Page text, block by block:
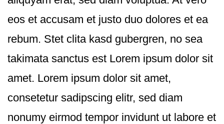
eos et accusam et justo duo dolores et ea
rebum. Stet clita kasd gubergren, no sea
takimata sanctus est Lorem ipsum dolor sit
amet. Lorem ipsum dolor sit amet,
consetetur sadipscing elitr, sed diam
nonumy eirmod tempor invidunt ut labore et